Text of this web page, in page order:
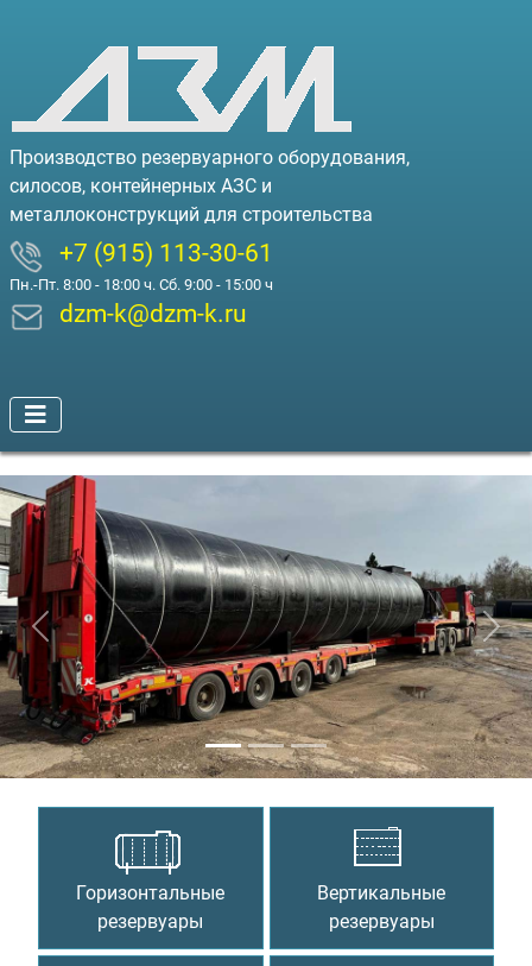
Производство резервуарного оборудования,
силосов, контейнерных АЗС и
металлоконструкций для строительства
+7 (915) 113-30-61
Пн.-Пт. 8:00 - 18:00 ч. Сб. 9:00 - 15:00 ч
dzm-k@dzm-k.ru
Предыдущий
Горизонтальные
резервуары
Вертикальные
резервуары